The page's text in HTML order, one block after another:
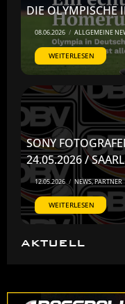
AKTUELL
DIE OLYMPISCHE
08.06.2026 / ALLGEMEINE
WEITERLESEN
SONY
24.05.2026 /
12.05.2026 / NEWS,PARTNER
WEITERLESEN